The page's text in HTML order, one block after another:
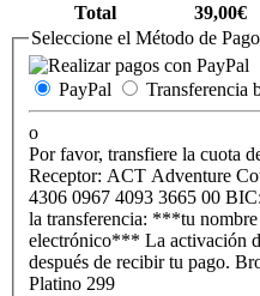
Total
39,00€
Seleccione el Método de Pago
PayPal Transferencia
o
Por favor, transfiere la cuota
Receptor: ACT Adventure
4306 0967 4093 3665 00
la transferencia: ***tu
electrónico*** La activación de tu cuenta tardará 2-3 días
después de recibir tu pago. Bronce 11,88 Plata 39 Oro 99
Platino 299